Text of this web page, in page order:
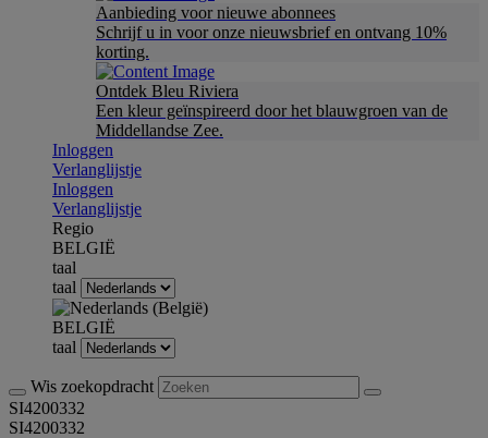
Aanbieding voor nieuwe abonnees
Schrijf u in voor onze nieuwsbrief en ontvang 10%
korting.
Ontdek Bleu Riviera
Een kleur geïnspireerd door het blauwgroen van de
Middellandse Zee.
Inloggen
Verlanglijstje
Inloggen
Verlanglijstje
Regio
BELGIË
taal
taal
BELGIË
taal
Wis zoekopdracht
SI4200332
SI4200332